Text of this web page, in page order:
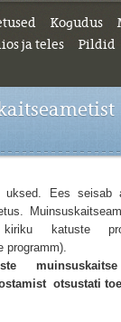
Kogudus
ja teles Pildid
uksed. Ees seisab
katuste
programm).
otsustati